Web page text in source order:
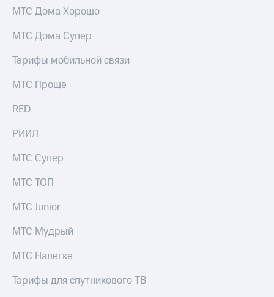
Описание
Уведомление
погашении
облигаций
развитие
На главную
МТС Дома Хорошо
МТС Дома Супер
Тарифы мобильной связи
МТС Проще
RED
РИИЛ
МТС Супер
МТС ТОП
МТС Junior
МТС Мудрый
МТС Налегке
Тарифы для спутникового ТВ